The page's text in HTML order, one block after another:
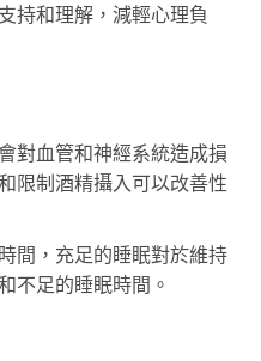
持和理解，減輕心理負
對血管和神經系統造成損
限制酒精攝入可以改善性
間，充足的睡眠對於維持
不足的睡眠時間。